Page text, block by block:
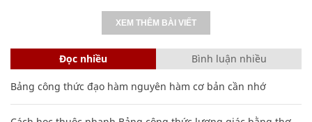
XEM THÊM BÀI VIẾT
Đọc nhiều Bình luận nhiều
Bảng công thức đạo hàm nguyên hàm cơ bản cần nhớ